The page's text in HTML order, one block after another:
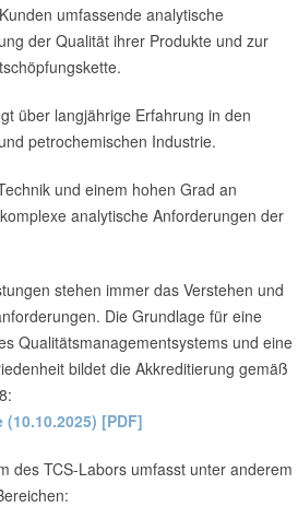
umfassende analytische
der Qualität ihrer Produkte und zur
über langjährige Erfahrung in den
petrochemischen Industrie.
und einem hohen Grad an
analytische Anforderungen der
stehen immer das Verstehen und
Die Grundlage für eine
Qualitätsmanagementsystems und eine
bildet die Akkreditierung gemäß
[PDF]
des TCS-Labors umfasst unter anderem